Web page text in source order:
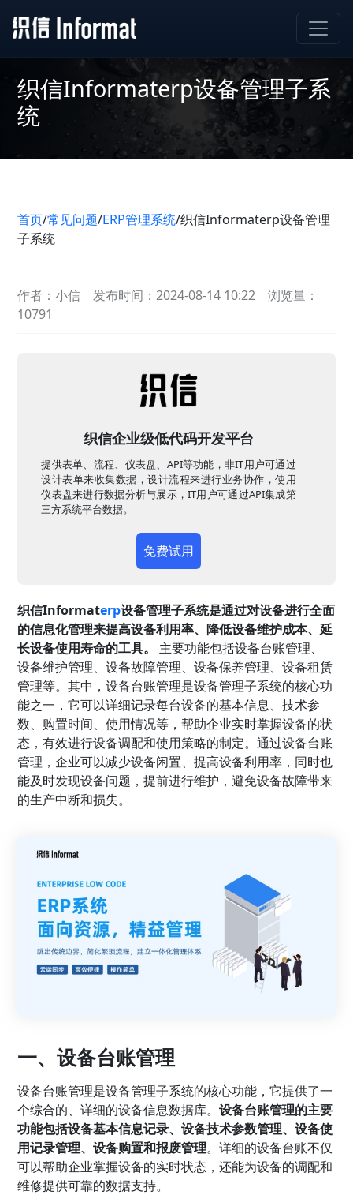
织信Informaterp设备管理子系
统
首页/常见问题/ERP管理系统/织信Informaterp设备管理
子系统
作者：小信 发布时间：2024-08-14 10:22
浏览量：
10791
织信企业级低代码开发平台
提供表单、流程、仪表盘、API等功能，非IT用户可通过
设计表单来收集数据，设计流程来进行业务协作，使用
仪表盘来进行数据分析与展示，IT用户可通过API集成第
三方系统平台数据。
免费试用
织信Informaterp设备管理子系统是通过对设备进行全面
的信息化管理来提高设备利用率、降低设备维护成本、延
长设备使用寿命的工具。
主要功能包括设备台账管理、
设备维护管理、设备故障管理、设备保养管理、设备租赁
管理等。其中，设备台账管理是设备管理子系统的核心功
能之一，它可以详细记录每台设备的基本信息、技术参
数、购置时间、使用情况等，帮助企业实时掌握设备的状
态，有效进行设备调配和使用策略的制定。通过设备台账
管理，企业可以减少设备闲置、提高设备利用率，同时也
能及时发现设备问题，提前进行维护，避免设备故障带来
的生产中断和损失。
一、设备台账管理
设备台账管理是设备管理子系统的核心功能，它提供了一
个综合的、详细的设备信息数据库。设备台账管理的主要
功能包括设备基本信息记录、设备技术参数管理、设备使
用记录管理、设备购置和报废管理。详细的设备台账不仅
可以帮助企业掌握设备的实时状态，还能为设备的调配和
维修提供可靠的数据支持。